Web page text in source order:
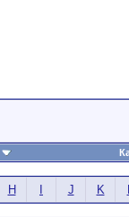
H J K